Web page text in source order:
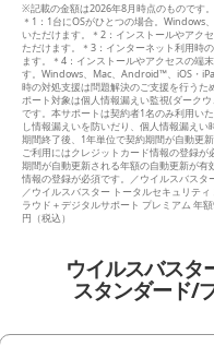
※記載の金額は2026年8月時点のものです。
＊1：1台にOSがひとつの場合。
いただけます。＊2：インストールやアク
ただけます。＊3：インターネット利用時
ます。＊4：インストールやアクセスの端
す。Windows、Mac、Android™、iOS・
時の対処支援は問題解決のご支援を行う
ポート対象は個人情報漏えい監視(ダーク
です。本サポートは契約者1名のみ利用い
し情報漏えいを防いだり、個人情報漏え
期間終了後、1年単位で契約期間が自動更
ご利用にはクレジットカード情報の登録
期間が自動更新される年額の自動更新が
情報の登録が必須です。／ウイルスバスタ
／ウイルスバスター トータルセキュリテ
ラウド＋デジタルサポート プレミアム 年
円（税込）
ウイルスバスタ
スタンダード/